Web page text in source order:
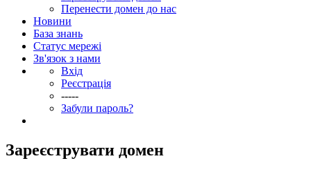
Перенести домен до нас
Новини
База знань
Статус мережі
Зв'язок з нами
Вхід
Реєстрація
-----
Забули пароль?
Зареєструвати домен